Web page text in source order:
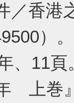
／香港
）
、11
上巻